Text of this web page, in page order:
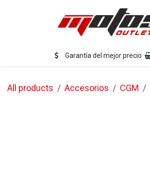
Garantía del mejor precio
All products Accesorios CGM